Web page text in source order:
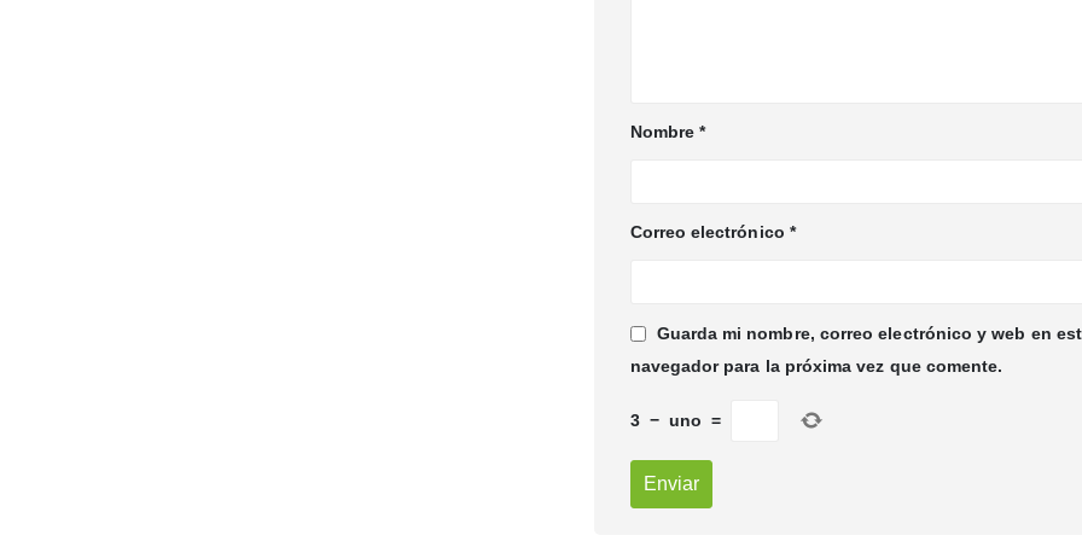
Nombre *
Correo electrónico *
Guarda mi nombre, correo electrónico y web en
navegador para la próxima vez que comente.
3 − uno =